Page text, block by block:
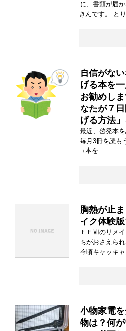
に、書類が届
きんです。 とり
自信がな
げる本を
お勧めし
なたが７
げる方法
最近、啓発本を
毎月3冊を読も
（本を
胸熱が止
イク体験
ＦＦⅦのリメ
ちがおさえら
今頃キャッキ
小物家電
物は？何